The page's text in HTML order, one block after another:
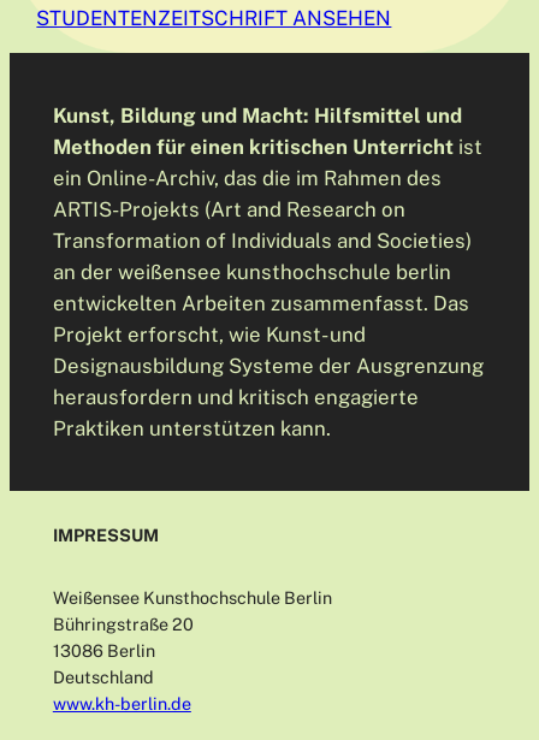
STUDENTENZEITSCHRIFT ANSEHEN
Kunst, Bildung und Macht: Hilfsmittel und
Methoden für einen kritischen Unterrichtist
ein Online-Archiv, das die im Rahmen des
ARTIS-Projekts (Art and Research on
Transformation of Individuals and Societies)
an der weißensee kunsthochschule berlin
entwickelten Arbeiten zusammenfasst. Das
Projekt erforscht, wie Kunst- und
Designausbildung Systeme der Ausgrenzung
herausfordern und kritisch engagierte
Praktiken unterstützen kann.
IMPRESSUM
Weißensee Kunsthochschule Berlin
Bühringstraße 20
13086 Berlin
Deutschland
www.kh-berlin.de